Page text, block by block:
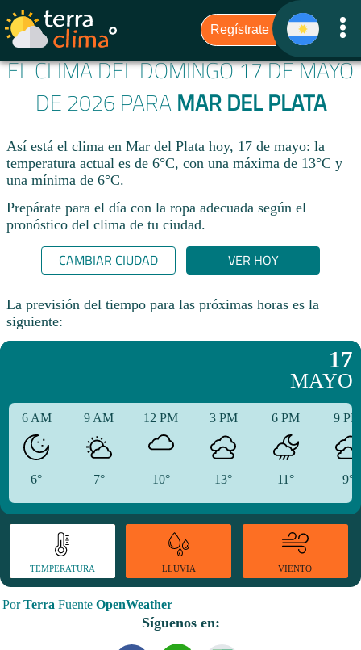
EL CLIMA DEL DOMINGO 17 DE MAYO
DE 2026 PARA MAR DEL PLATA
Así está el clima en Mar del Plata hoy, 17 de mayo: la
temperatura actual es de 6°C, con una máxima de 13°C y
una mínima de 6°C.
Prepárate para el día con la ropa adecuada según el
pronóstico del clima de tu ciudad.​
CAMBIAR CIUDAD VER HOY
La previsión del tiempo para las próximas horas es la
siguiente:
17
MAYO
6 AM
6°
9 AM
7°
12 PM
10°
3 PM
13°
6 PM
11°
9
9°
TEMPERATURA LLUVIA VIENTO
PorTerra Fuente OpenWeather
Síguenos en: